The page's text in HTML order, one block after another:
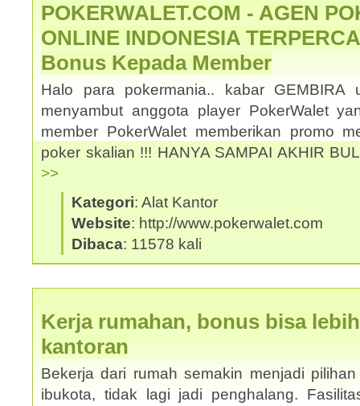
POKERWALET.COM - AGEN
ONLINE INDONESIA
Bonus Kepada Member
Halo para pokermania.. kabar GEMBIRA
menyambut anggota player PokerWalet
member PokerWalet memberikan promo
poker skalian !!! HANYA SAMPAI AKHIR
>>
Kategori: Alat Kantor
Website: http://www.pokerwalet.com
Dibaca: 11578 kali
Kerja rumahan, bonus bisa
kantoran
Bekerja dari rumah semakin menjadi
ibukota, tidak lagi jadi penghalang.